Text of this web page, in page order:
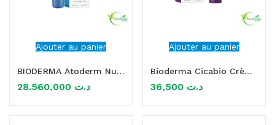
Ajouter au panier
BIODERMA Atoderm Nutritive 40ml
د.ت
Ajouter au panier
Bioderma Cicabio Crème Réparatrice Apaisante 40ml
د.ت